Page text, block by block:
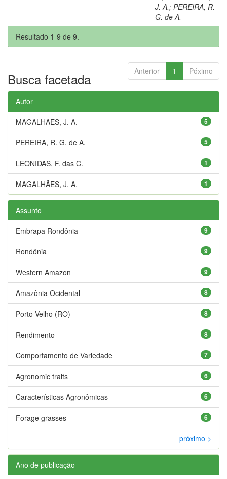
J. A.; PEREIRA, R.
G. de A.
Resultado 1-9 de 9.
Anterior 1 Póximo
Busca facetada
Autor
5
MAGALHAES, J. A.
5
PEREIRA, R. G. de A.
1
LEONIDAS, F. das C.
1
MAGALHÃES, J. A.
Assunto
9
Embrapa Rondônia
9
Rondônia
9
Western Amazon
8
Amazônia Ocidental
8
Porto Velho (RO)
8
Rendimento
7
Comportamento de Variedade
6
Agronomic traits
6
Características Agronômicas
6
Forage grasses
próximo >
Ano de publicação